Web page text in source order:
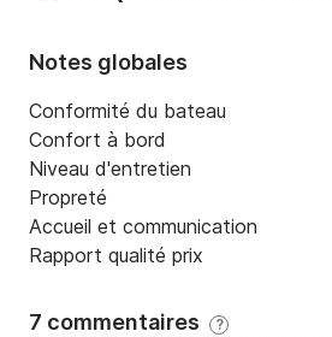
plateforme
N'hésitez pas à me contacter pour
d’informations
Notes globales
Conformité du bateau
Confort à bord
Niveau d'entretien
Propreté
Accueil et communication
Rapport qualité prix
7 commentaires ?